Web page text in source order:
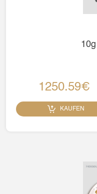
1250.59€
KAUFEN